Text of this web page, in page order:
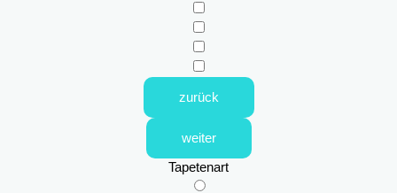
zurück
weiter
Tapetenart